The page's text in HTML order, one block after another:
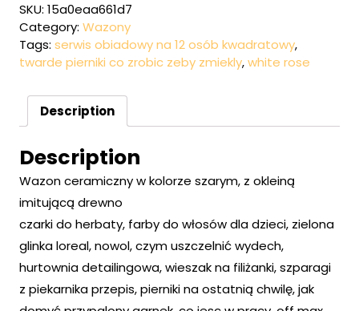
SKU: 15a0eaa661d7
Category: Wazony
Tags: serwis obiadowy na 12 osób kwadratowy,
twarde pierniki co zrobic zeby zmiekly,white rose
Description
Description
Wazon ceramiczny w kolorze szarym, z okleiną
imitującą drewno
czarki do herbaty, farby do włosów dla dzieci, zielona
glinka loreal, nowol, czym uszczelnić wydech,
hurtownia detailingowa, wieszak na filiżanki, szparagi
z piekarnika przepis, pierniki na ostatnią chwilę, jak